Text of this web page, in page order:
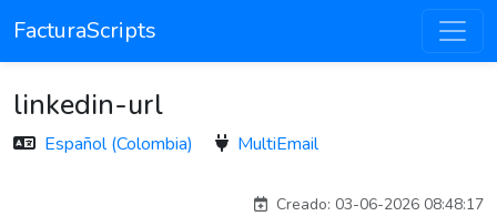
FacturaScripts
linkedin-url
Español (Colombia) MultiEmail
Creado: 03-06-2026 08:48:17